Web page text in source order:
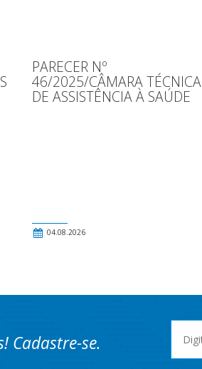
PARECER Nº
46/2025/CÂMARA TÉCNICA
DE ASSISTÊNCIA À SAÚDE
04.08.2026
Cadastre-se.